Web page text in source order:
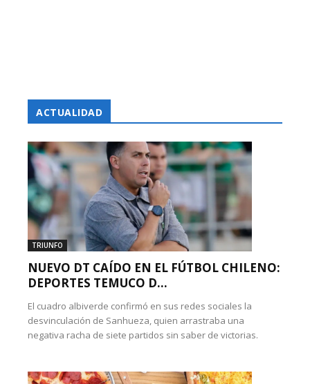
ACTUALIDAD
TRIUNFO
NUEVO DT CAÍDO EN EL FÚTBOL CHILENO:
DEPORTES TEMUCO D...
El cuadro albiverde confirmó en sus redes sociales la
desvinculación de Sanhueza, quien arrastraba una
negativa racha de siete partidos sin saber de victorias.